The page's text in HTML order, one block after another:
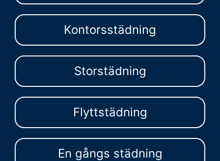
Kontorsstädning
Storstädning
Flyttstädning
En gångs städning